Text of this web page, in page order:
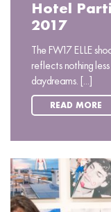
Hotel
2017
The FW17 ELLE
reflects nothing
daydreams. [...]
READ MORE